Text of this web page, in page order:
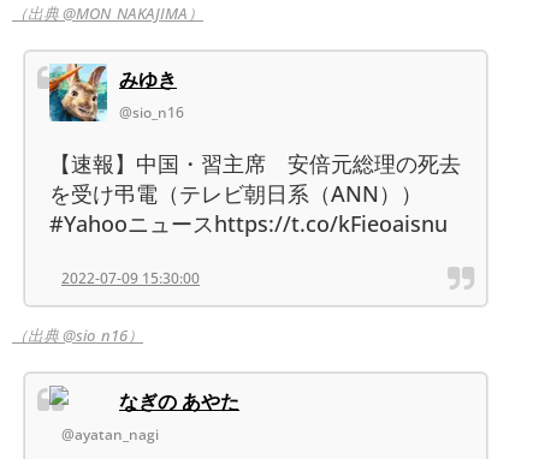
（出典 @MON_NAKAJIMA）
みゆき
@sio_n16
【速報】中国・習主席 安倍元総理の死去
を受け弔電（テレビ朝日系（ANN））
#Yahooニュースhttps://t.co/kFieoaisnu
2022-07-09 15:30:00
（出典 @sio_n16）
なぎの あやた
@ayatan_nagi